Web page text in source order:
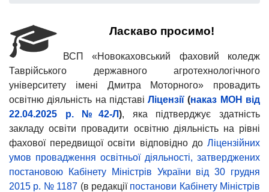
Ласкаво просимо!
ВСП «Новокаховський фаховий коледж
Таврійського державного агротехнологічного
університету імені Дмитра Моторного» провадить
освітню діяльність на підставіЛіцензії (наказ МОН від
22.04.2025 р. №42-Л), яка підтверджує здатність
закладу освіти провадити освітню діяльність на рівні
фахової передвищої освіти відповідно до Ліцензійних
умов провадження освітньої діяльності, затверджених
постановою Кабінету Міністрів України від 30 грудня
2015 р. № 1187 (в редакції постанови Кабінету Міністрів